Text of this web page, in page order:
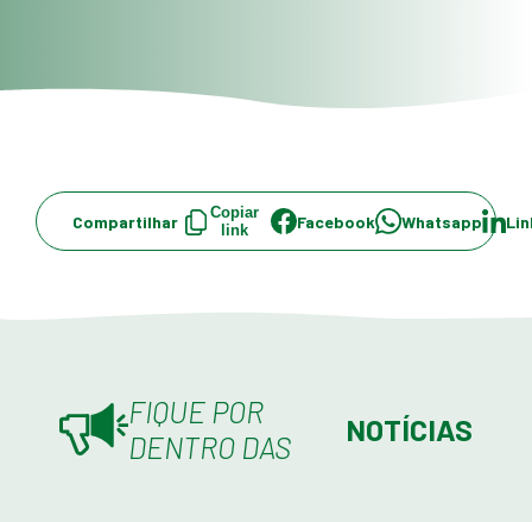
Compartilhar
Copiar
link
Facebook Whatsapp
FIQUE POR
DENTRO DAS
NOTÍCIAS